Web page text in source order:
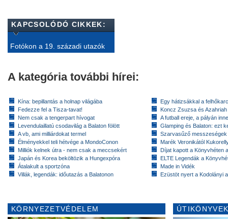
KAPCSOLÓDÓ CIKKEK:
Fotókon a 19. századi utazók
A kategória további hírei:
Kína: bepillantás a holnap világába
Fedezze fel a Tisza-tavat!
Nem csak a tengerpart hívogat
Levendulaillatú csodavilág a Balaton fölött
A vb, ami milliárdokat termel
Élményekkel teli hétvége a MondoConon
Milliók kelnek útra - nem csak a meccsekért
Japán és Korea beköltözik a Hungexpóra
Átalakult a sportzóna
Villák, legendák: időutazás a Balatonon
Egy hátizsákkal a
Koncz Zsuzsa és
A futball ereje, a pályán
Glamping és Balaton: ezt
Szarvasűző messzeségek
Marék Veronikától
Díjat kapott a Könyvhéten
ELTE Legendák a
Made in Vidék
Ezüstöt nyert a Kodolányi
KÖRNYEZETVÉDELEM